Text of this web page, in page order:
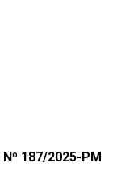
Nº 187/2025-PM